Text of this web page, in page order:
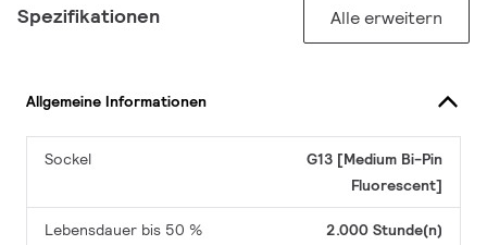
Spezifikationen Alle erweitern
Allgemeine Informationen
Sockel
G13 [Medium Bi-Pin
Fluorescent]
Lebensdauer bis 50 %
2.000 Stunde(n)